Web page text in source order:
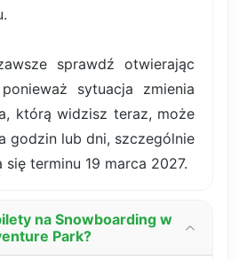
sprawdź otwierając
sytuacja zmienia
którą widzisz teraz, może
godzin lub dni, szczególnie
terminu 19 marca 2027.
na Snowboarding w
Park?